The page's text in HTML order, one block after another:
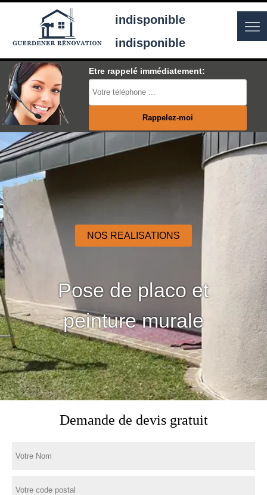
indisponible
indisponible
Etre rappelé immédiatement:
NOS REALISATIONS
Pose de placo et
peinture murale
Demande de devis gratuit